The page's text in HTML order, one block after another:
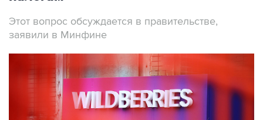
Этот вопрос обсуждается в правительстве,
заявили в Минфине